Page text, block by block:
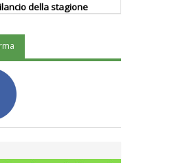
della stagione
nostre specificità"
Uisp rallenta ma
in estate